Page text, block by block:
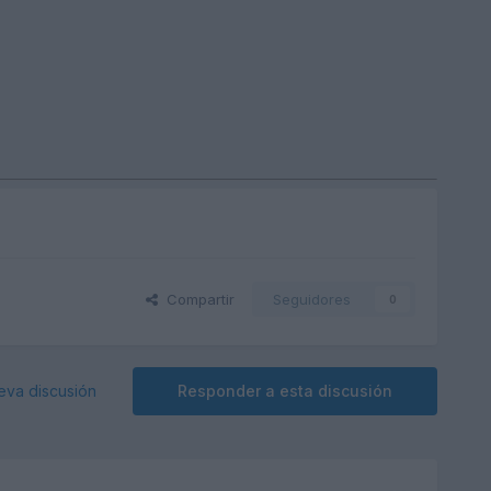
Compartir Seguidores 0
Responder a esta discusión
discusión